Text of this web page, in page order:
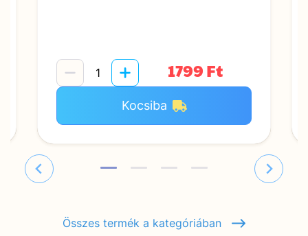
1799 Ft
Kocsiba
Összes termék a kategóriában